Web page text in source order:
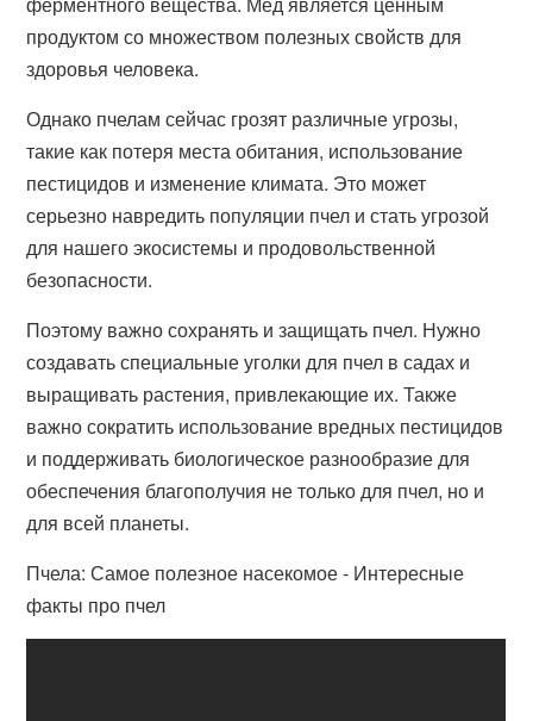
продуктом со множеством полезных свойств для
здоровья человека.
Однако пчелам сейчас грозят различные угрозы,
такие как потеря места обитания, использование
пестицидов и изменение климата. Это может
серьезно навредить популяции пчел и стать угрозой
для нашего экосистемы и продовольственной
безопасности.
Поэтому важно сохранять и защищать пчел. Нужно
создавать специальные уголки для пчел в садах и
выращивать растения, привлекающие их. Также
важно сократить использование вредных пестицидов
и поддерживать биологическое разнообразие для
обеспечения благополучия не только для пчел, но и
для всей планеты.
Пчела: Самое полезное насекомое - Интересные
факты про пчел